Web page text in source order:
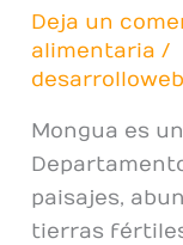
Deja un
alimentaria /
Mongua es
paisajes,
tierras